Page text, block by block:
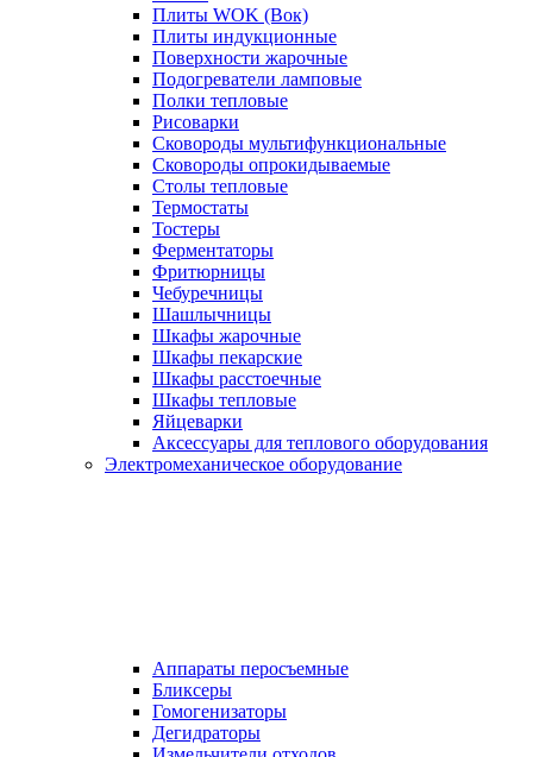
Плиты WOK (Вок)
Плиты индукционные
Поверхности жарочные
Подогреватели ламповые
Полки тепловые
Рисоварки
Сковороды мультифункциональные
Сковороды опрокидываемые
Столы тепловые
Термостаты
Тостеры
Ферментаторы
Фритюрницы
Чебуречницы
Шашлычницы
Шкафы жарочные
Шкафы пекарские
Шкафы расстоечные
Шкафы тепловые
Яйцеварки
Аксессуары для теплового оборудования
Электромеханическое оборудование
Аппараты перосъемные
Бликсеры
Гомогенизаторы
Дегидраторы